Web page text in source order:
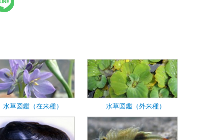
水草図鑑（在来種） 水草図鑑（外来種）